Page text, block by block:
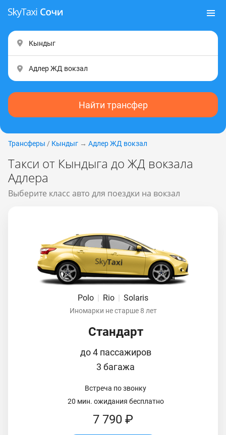
Найти трансфер
Трансферы / Кындыг → Адлер ЖД вокзал
Такси от Кындыга до ЖД вокзала
Адлера
Выберите класс авто для поездки на вокзал
Polo | Rio | Solaris
Иномарки не старше 8 лет
Стандарт
до 4 пассажиров
3 багажа
Встреча по звонку
20 мин. ожидания бесплатно
7 790 ₽